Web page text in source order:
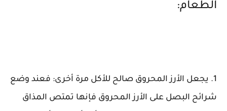
الطعام:
1. يجعل الأرز المحروق صالح للأكل مرة أخرى: فعند وضع
شرائح البصل على الأرز المحروق فإنها تمتص المذاق